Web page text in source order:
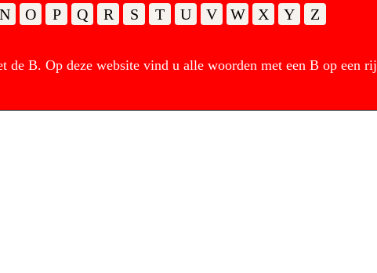
N O P Q R S T U V W X Y Z
de B. Op deze website vind u alle woorden met een B op een rij